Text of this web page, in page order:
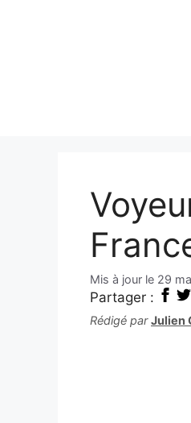
29
Partager :
Rédigé parJulien